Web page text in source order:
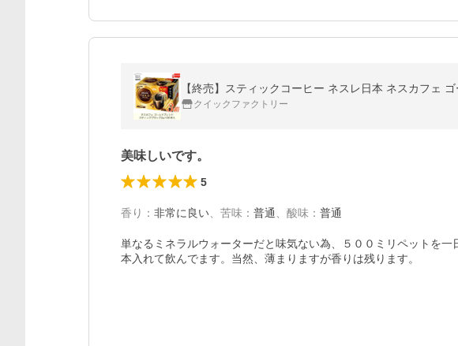
【終売】スティックコーヒー ネスレ日本 ネスカフェ
クイックファクトリー
美味しいです。
5
香り ： 非常に良い 苦味 ： 普通 酸味 ： 普通
単なるミネラルウォーターだと味気ない為、５００ミリペットを
本入れて飲んでます。当然、薄まりますが香りは残ります。